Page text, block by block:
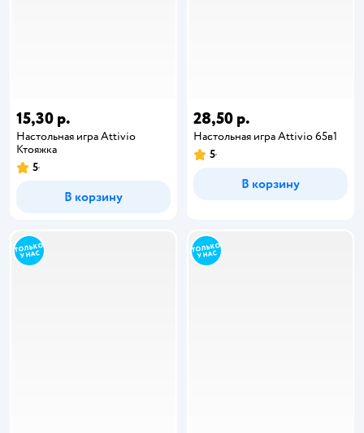
15,30 р.
Настольная игра Attivio
Ктояжка
5
В корзину
28,50 р.
Настольная игра Attivio 65в1
5
В корзину